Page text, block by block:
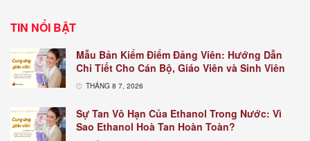
TIN NỔI BẬT
Mẫu Bản Kiểm Điểm Đảng Viên: Hướng Dẫn
Chi Tiết Cho Cán Bộ, Giáo Viên và Sinh Viên
THÁNG 8 7, 2026
Sự Tan Vô Hạn Của Ethanol Trong Nước: Vì
Sao Ethanol Hoà Tan Hoàn Toàn?